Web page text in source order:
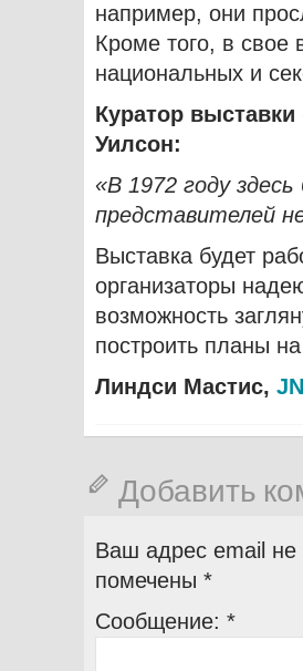
например, они
Кроме того, в свое
национальных и
Куратор
Уилсон:
«В 1972 году
представителей
Выставка будет
организаторы
возможность
построить планы
Линдси Мастис, JN
Добавить
Ваш адрес email не
помечены *
Сообщение: *